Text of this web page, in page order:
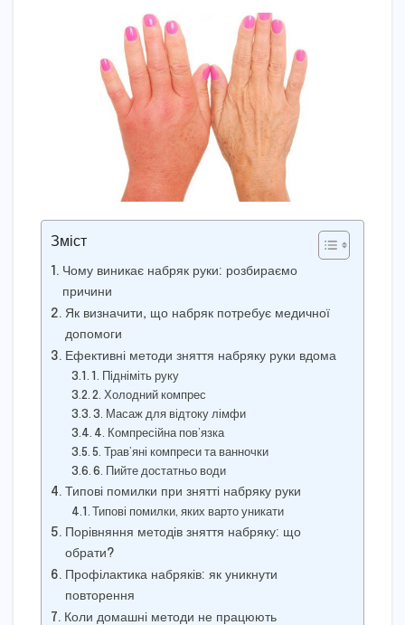
Зміст
Чому виникає набряк руки: розбираємо
причини
Як визначити, що набряк потребує медичної
допомоги
Ефективні методи зняття набряку руки вдома
1. Підніміть руку
2. Холодний компрес
3. Масаж для відтоку лімфи
4. Компресійна пов’язка
5. Трав’яні компреси та ванночки
6. Пийте достатньо води
Типові помилки при знятті набряку руки
Типові помилки, яких варто уникати
Порівняння методів зняття набряку: що
обрати?
Профілактика набряків: як уникнути
повторення
Коли домашні методи не працюють